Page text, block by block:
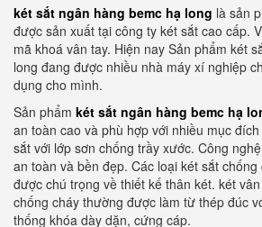
két sắt ngân hàng bemc hạ long là sản
được sản xuất tại công ty két sắt cao cấp.
mã khoá vân tay. Hiện nay Sản phẩm két
long đang được nhiều nhà máy xí nghiệp
dụng cho mình.
Sản phẩm két sắt ngân hàng bemc hạ
an toàn cao và phù hợp với nhiều mục
sắt với lớp sơn chống trầy xước. Công
an toàn và bền đẹp. Các loại két sắt
được chú trọng về thiết kế thân két. két
chống cháy thường được làm từ thép đúc
thống khóa dày dặn, cứng cáp.